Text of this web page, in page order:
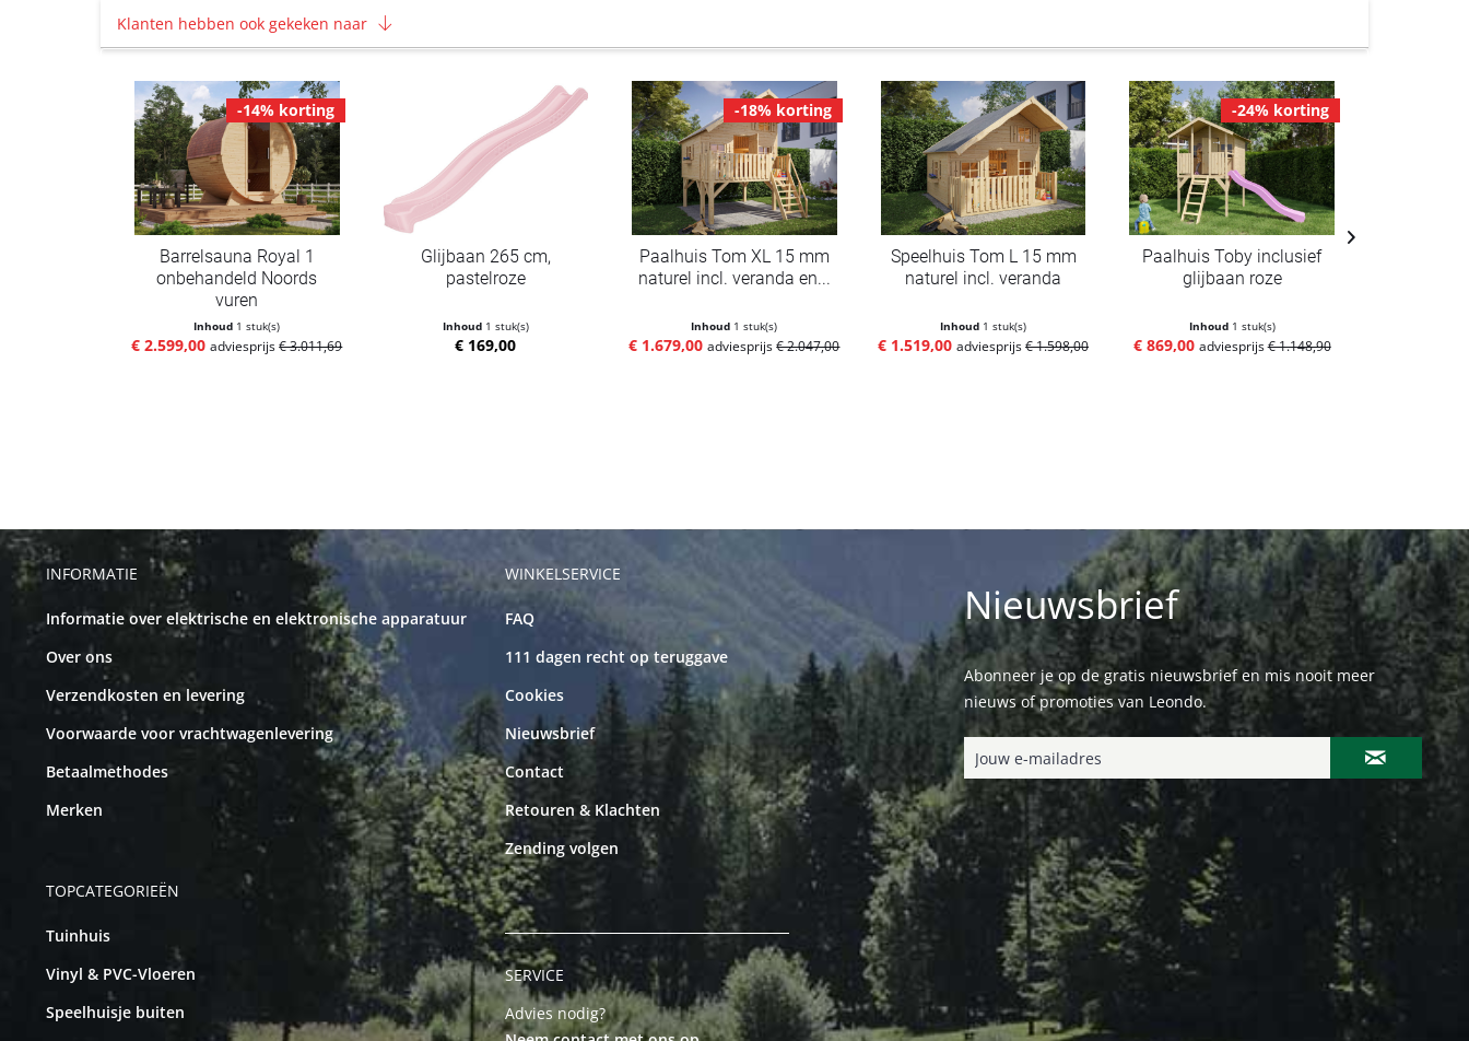
Klanten hebben ook gekeken naar
-14% korting
Barrelsauna Royal 1
onbehandeld Noords
vuren
Inhoud 1 stuk(s)
€ 2.599,00 adviesprijs€ 3.011,69
Glijbaan 265 cm,
pastelroze
Inhoud 1 stuk(s)
€ 169,00
-18% korting
Paalhuis Tom XL 15 mm
naturel incl. veranda en...
Inhoud 1 stuk(s)
€ 1.679,00 adviesprijs€ 2.047,00
Speelhuis Tom L 15 mm
naturel incl. veranda
Inhoud 1 stuk(s)
€ 1.519,00 adviesprijs€ 1.598,00
-24% korting
Paalhuis Toby inclusief
glijbaan roze
Inhoud 1 stuk(s)
€ 869,00 adviesprijs€ 1.148,90
INFORMATIE
Informatie over elektrische en elektronische apparatuur
Over ons
Verzendkosten en levering
Voorwaarde voor vrachtwagenlevering
Betaalmethodes
Merken
TOPCATEGORIEËN
Tuinhuis
Vinyl & PVC-Vloeren
Speelhuisje buiten
WINKELSERVICE
FAQ
111 dagen recht op teruggave
Cookies
Nieuwsbrief
Contact
Retouren & Klachten
Zending volgen
SERVICE
Advies nodig?
Nieuwsbrief
Abonneer je op de gratis nieuwsbrief en mis nooit meer
nieuws of promoties van Leondo.